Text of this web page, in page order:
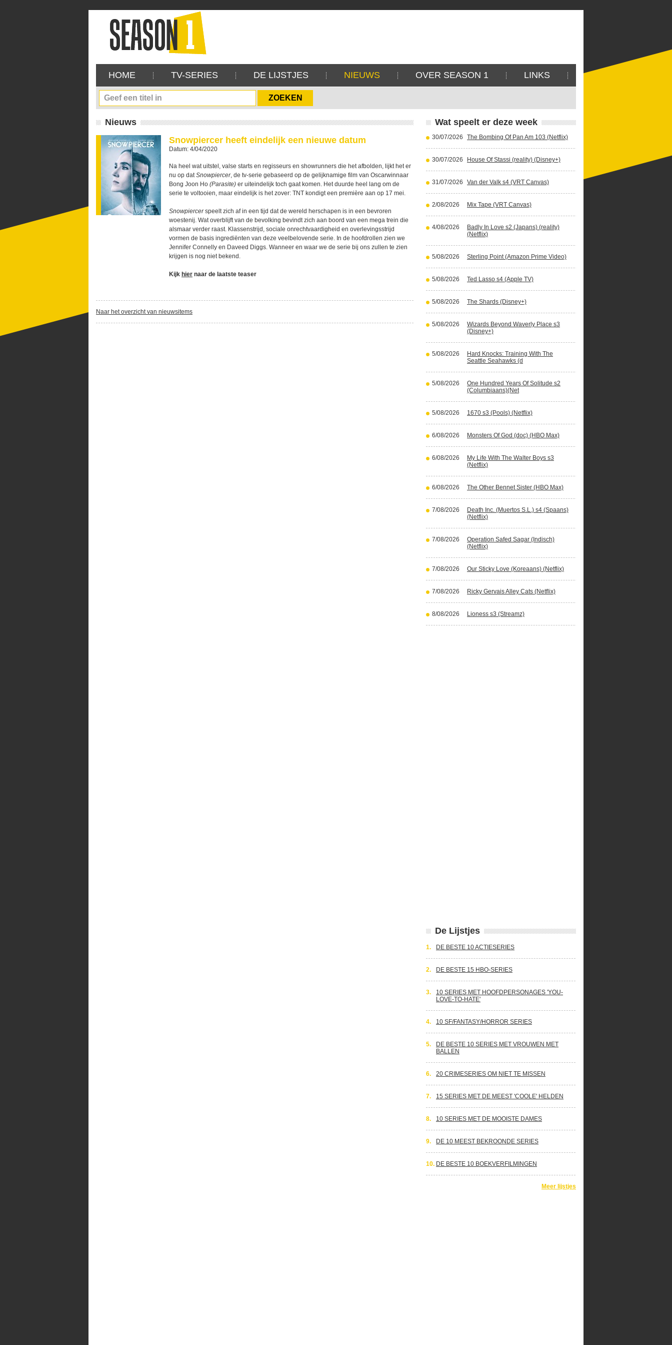
HOME TV-SERIES DE LIJSTJES NIEUWS OVER SEASON 1 LINKS
Nieuws
Snowpiercer heeft eindelijk een nieuwe datum
Datum: 4/04/2020
Na heel wat uitstel, valse starts en regisseurs en showrunners die het afbolden, lijkt het er
nu op datSnowpiercer, de tv-serie gebaseerd op de gelijknamige film van Oscarwinnaar
Bong Joon Ho (Parasite) er uiteindelijk toch gaat komen. Het duurde heel lang om de
serie te voltooien, maar eindelijk is het zover: TNT kondigt een première aan op 17 mei.
Snowpiercerspeelt zich af in een tijd dat de wereld herschapen is in een bevroren
woestenij. Wat overblijft van de bevolking bevindt zich aan boord van een mega trein die
alsmaar verder raast. Klassenstrijd, sociale onrechtvaardigheid en overlevingsstrijd
vormen de basis ingrediënten van deze veelbelovende serie. In de hoofdrollen zien we
Jennifer Connelly en Daveed Diggs. Wanneer en waar we de serie bij ons zullen te zien
krijgen is nog niet bekend.
Kijk hier naar de laatste teaser
Naar het overzicht van nieuwsitems
Wat speelt er deze week
30/07/2026 The Bombing Of Pan Am 103 (Netflix)
30/07/2026 House Of Stassi (reality) (Disney+)
31/07/2026 Van der Valk s4 (VRT Canvas)
2/08/2026 Mix Tape (VRT Canvas)
4/08/2026
Badly In Love s2 (Japans) (reality)
(Netflix)
5/08/2026 Sterling Point (Amazon Prime Video)
5/08/2026 Ted Lasso s4 (Apple TV)
5/08/2026 The Shards (Disney+)
5/08/2026
Wizards Beyond Waverly Place s3
(Disney+)
5/08/2026
Hard Knocks: Training With The
Seattle Seahawks (d
5/08/2026
One Hundred Years Of Solitude s2
(Columbiaans)(Net
5/08/2026 1670 s3 (Pools) (Netflix)
6/08/2026 Monsters Of God (doc) (HBO Max)
6/08/2026
My Life With The Walter Boys s3
(Netflix)
6/08/2026 The Other Bennet Sister (HBO Max)
7/08/2026
Death Inc. (Muertos S.L.) s4 (Spaans)
(Netflix)
7/08/2026
Operation Safed Sagar (Indisch)
(Netflix)
7/08/2026 Our Sticky Love (Koreaans) (Netflix)
7/08/2026 Ricky Gervais Alley Cats (Netflix)
8/08/2026 Lioness s3 (Streamz)
De Lijstjes
1. DE BESTE 10 ACTIESERIES
2. DE BESTE 15 HBO-SERIES
3.
10 SERIES MET HOOFDPERSONAGES 'YOU-
LOVE-TO-HATE'
4. 10 SF/FANTASY/HORROR SERIES
5.
DE BESTE 10 SERIES MET VROUWEN MET
BALLEN
6. 20 CRIMESERIES OM NIET TE MISSEN
7. 15 SERIES MET DE MEEST 'COOLE' HELDEN
8. 10 SERIES MET DE MOOISTE DAMES
9. DE 10 MEEST BEKROONDE SERIES
10. DE BESTE 10 BOEKVERFILMINGEN
Meer lijstjes